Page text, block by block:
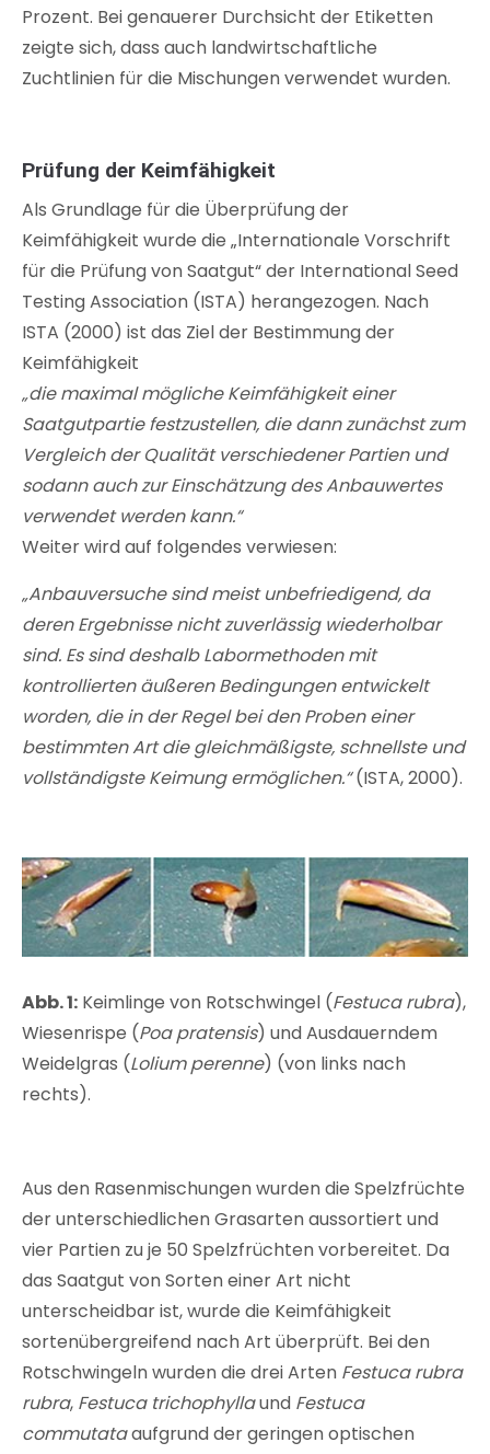
Prozent. Bei genauerer Durchsicht der Etiketten
zeigte sich, dass auch landwirtschaftliche
Zuchtlinien für die Mischungen verwendet wurden.
Prüfung der Keimfähigkeit
Als Grundlage für die Überprüfung der
Keimfähigkeit wurde die „Internationale Vorschrift
für die Prüfung von Saatgut“ der International Seed
Testing Association (ISTA) herangezogen. Nach
ISTA (2000) ist das Ziel der Bestimmung der
Keimfähigkeit
„die maximal mögliche Keimfähigkeit einer
Saatgutpartie festzustellen, die dann zunächst zum
Vergleich der Qualität verschiedener Partien und
sodann auch zur Einschätzung des Anbauwertes
verwendet werden kann.“
Weiter wird auf folgendes verwiesen:
„Anbauversuche sind meist unbefriedigend, da
deren Ergebnisse nicht zuverlässig wiederholbar
sind. Es sind deshalb Labormethoden mit
kontrollierten äußeren Bedingungen entwickelt
worden, die in der Regel bei den Proben einer
bestimmten Art die gleichmäßigste, schnellste und
vollständigste Keimung ermöglichen.“(ISTA, 2000).
Abb. 1: Keimlinge von Rotschwingel (Festuca rubra),
Wiesenrispe (Poa pratensis) und Ausdauerndem
Weidelgras (Lolium perenne) (von links nach
rechts).
Aus den Rasenmischungen wurden die Spelzfrüchte
der unterschiedlichen Grasarten aussortiert und
vier Partien zu je 50 Spelzfrüchten vorbereitet. Da
das Saatgut von Sorten einer Art nicht
unterscheidbar ist, wurde die Keimfähigkeit
sortenübergreifend nach Art überprüft. Bei den
Rotschwingeln wurden die drei Arten Festuca rubra
rubra, Festuca trichophyllaund Festuca
commutataaufgrund der geringen optischen